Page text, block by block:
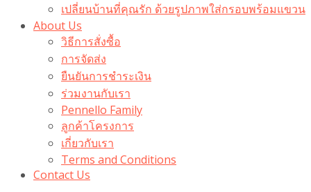
เปลี่ยนบ้านที่คุณรัก ด้วยรูปภาพใส่กรอบพร้อมแขวน​
About Us
วิธีการสั่งซื้อ
การจัดส่ง
ยืนยันการชำระเงิน
ร่วมงานกับเรา
Pennello Family
ลูกค้าโครงการ
เกี่ยวกับเรา
Terms and Conditions
Contact Us